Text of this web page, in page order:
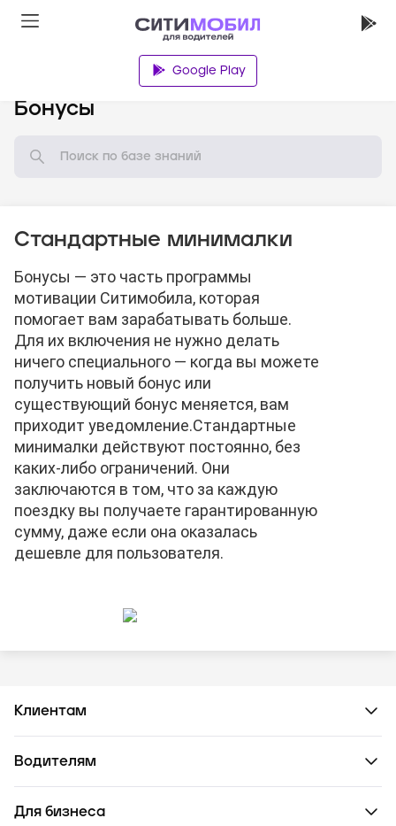
Google Play
Бонусы
Стандартные минималки
Бонусы — это часть программы
мотивации Ситимобила, которая
помогает вам зарабатывать больше.
Для их включения не нужно делать
ничего специального — когда вы можете
получить новый бонус или
существующий бонус меняется, вам
приходит уведомление.Стандартные
минималки действуют постоянно, без
каких-либо ограничений. Они
заключаются в том, что за каждую
поездку вы получаете гарантированную
сумму, даже если она оказалась
дешевле для пользователя.
Клиентам
Водителям
Для бизнеса